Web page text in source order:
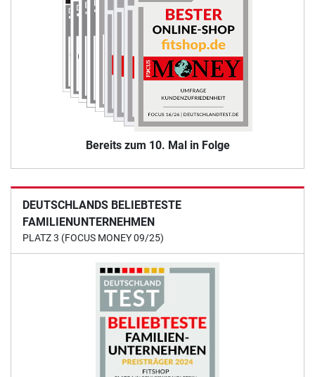
Bereits zum 10. Mal in Folge
DEUTSCHLANDS BELIEBTESTE
FAMILIENUNTERNEHMEN
PLATZ 3 (FOCUS MONEY 09/25)